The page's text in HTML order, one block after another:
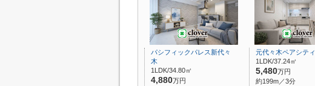
パシフィックパレス新代々
木
1LDK/34.80㎡
4,880万円
元代々木ペアシティ
1LDK/37.24㎡
5,480万円
約199m／3分